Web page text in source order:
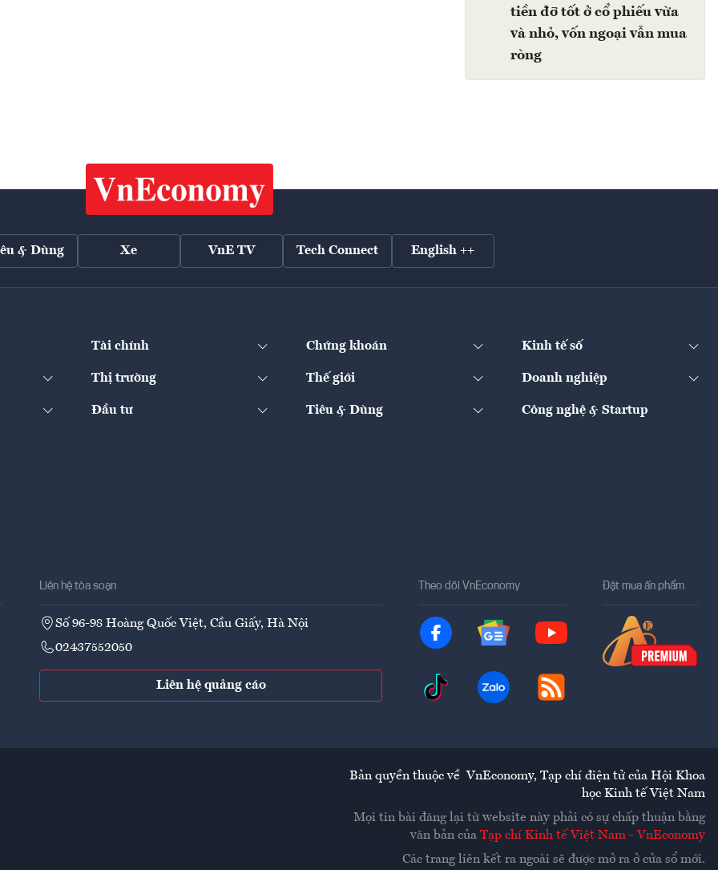
tiền đỡ tốt ở cổ phiếu vừa
và nhỏ, vốn ngoại vẫn mua
ròng
& Dùng Xe VnE TV Tech Connect English ++
Tài chính Chứng khoán Kinh tế số
Thị trường Thế giới Doanh nghiệp
Đầu tư Tiêu & Dùng Công nghệ & Startup
Liên hệ tòa soạn
Số 96-98 Hoàng Quốc Việt, Cầu Giấy, Hà Nội
02437552050
Liên hệ quảng cáo
Theo dõi VnEconomy Đặt mua ấn phẩm
Bản quyền thuộc về VnEconomy, Tạp chí điện tử của Hội Khoa
học Kinh tế Việt Nam
Mọi tin bài đăng lại từ website này phải có sự chấp thuận bằng
văn bản của Tạp chí Kinh tế Việt Nam - VnEconomy
Các trang liên kết ra ngoài sẽ được mở ra ở cửa sổ mới.